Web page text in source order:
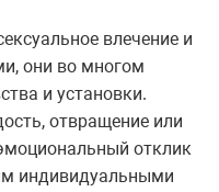
влечение и
они во многом
и установки.
отвращение или
отклик
индивидуальными